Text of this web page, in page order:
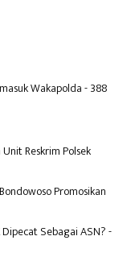
Wakapolda- 388
Reskrim Polsek
Promosikan
Sebagai ASN?-